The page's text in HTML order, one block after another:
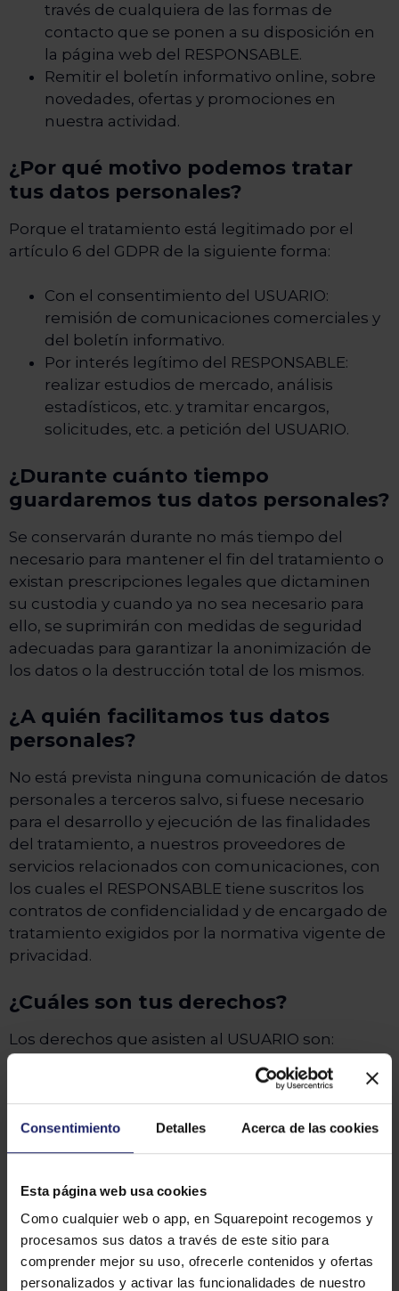
Consentimiento Detalles Acerca de las cookies
Esta página web usa cookies
Como cualquier web o app, en Squarepoint recogemos y
procesamos sus datos a través de este sitio para
comprender mejor su uso, ofrecerle contenidos y ofertas
personalizados y activar las funcionalidades de nuestro
través de cualquiera de las formas de
contacto que se ponen a su disposición en
la página web del RESPONSABLE.
Remitir el boletín informativo online, sobre
novedades, ofertas y promociones en
nuestra actividad.
¿Por qué motivo podemos tratar
tus datos personales?
Porque el tratamiento está legitimado por el
artículo 6 del GDPR de la siguiente forma:
Con el consentimiento del USUARIO:
remisión de comunicaciones comerciales y
del boletín informativo.
Por interés legítimo del RESPONSABLE:
realizar estudios de mercado, análisis
estadísticos, etc. y tramitar encargos,
solicitudes, etc. a petición del USUARIO.
¿Durante cuánto tiempo
guardaremos tus datos personales?
Se conservarán durante no más tiempo del
necesario para mantener el fin del tratamiento o
existan prescripciones legales que dictaminen
su custodia y cuando ya no sea necesario para
ello, se suprimirán con medidas de seguridad
adecuadas para garantizar la anonimización de
los datos o la destrucción total de los mismos.
¿A quién facilitamos tus datos
personales?
No está prevista ninguna comunicación de datos
personales a terceros salvo, si fuese necesario
para el desarrollo y ejecución de las finalidades
del tratamiento, a nuestros proveedores de
servicios relacionados con comunicaciones, con
los cuales el RESPONSABLE tiene suscritos los
contratos de confidencialidad y de encargado de
tratamiento exigidos por la normativa vigente de
privacidad.
¿Cuáles son tus derechos?
Los derechos que asisten al USUARIO son:
Derecho a retirar el consentimiento en
cualquier momento.
Derecho de acceso, rectificación,
portabilidad y supresión de sus datos, y de
Derecho a presentar una reclamación ante
la autoridad de control (www.aepd.es) si
considera que el tratamiento no se ajusta a
la normativa vigente.